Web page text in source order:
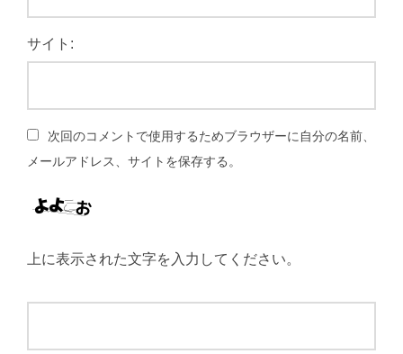
サイト:
次回のコメントで使用するためブラウザーに自分の名前、
メールアドレス、サイトを保存する。
上に表示された文字を入力してください。